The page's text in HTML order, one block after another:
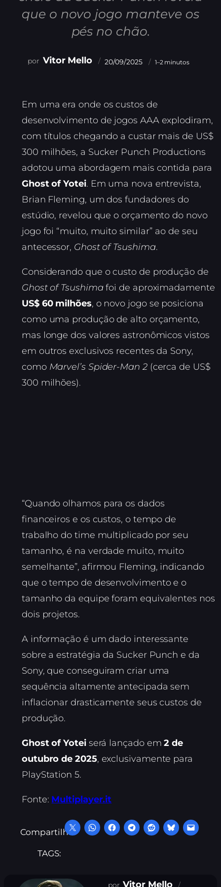
que o novo jogo manteve os
pés no chão.
Vitor Mello 20/09/2025 1–2 minutos
Em uma era onde os custos de
desenvolvimento de jogos AAA explodiram,
com títulos chegando a custar mais de US$
300 milhões, a Sucker Punch Productions
adotou uma abordagem mais contida para
Ghost of Yotei. Em uma nova entrevista,
Brian Fleming, um dos fundadores do
estúdio, revelou que o orçamento do novo
jogo foi “muito, muito similar” ao de seu
antecessor, Ghost of Tsushima.
Considerando que o custo de produção de
Ghost of Tsushima foi de aproximadamente
US$ 60 milhões, o novo jogo se posiciona
como uma produção de alto orçamento,
mas longe dos valores astronômicos vistos
em outros exclusivos recentes da Sony,
como Marvel’s Spider-Man 2(cerca de US$
300 milhões).
“Quando olhamos para os dados
financeiros e os custos, o tempo de
trabalho do time multiplicado por seu
tamanho, é na verdade muito, muito
semelhante”, afirmou Fleming, indicando
que o tempo de desenvolvimento e o
tamanho da equipe foram equivalentes nos
dois projetos.
A informação é um dado interessante
sobre a estratégia da Sucker Punch e da
Sony, que conseguiram criar uma
sequência altamente antecipada sem
inflacionar drasticamente seus custos de
produção.
Ghost of Yoteiserá lançado em2 de
outubro de 2025, exclusivamente para
PlayStation 5.
Fonte: Multiplayer.it
Compartilhe:
TAGS:
Vitor Mello